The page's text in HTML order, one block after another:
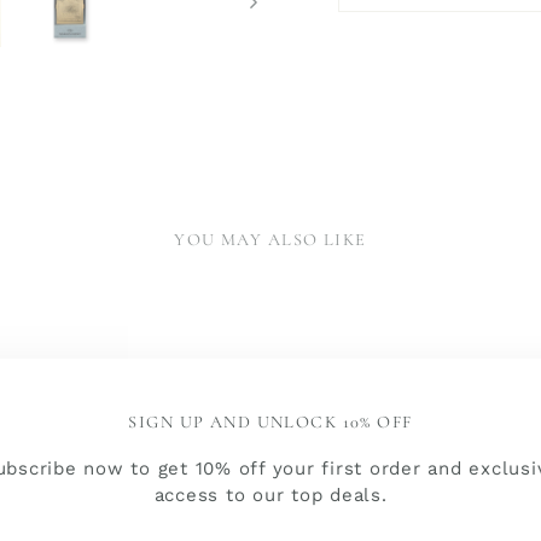
SIGN UP AND UNLOCK 10% OFF
now to get 10% off your first order and
access to our top deals.
YOU MAY ALSO LIKE